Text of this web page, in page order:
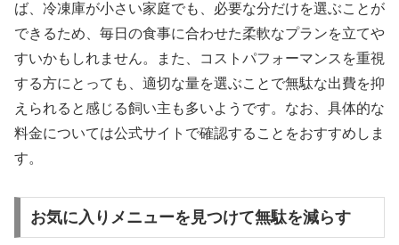
ば、冷凍庫が小さい家庭でも、必要な分だけを選ぶことが
できるため、毎日の食事に合わせた柔軟なプランを立てや
すいかもしれません。また、コストパフォーマンスを重視
する方にとっても、適切な量を選ぶことで無駄な出費を抑
えられると感じる飼い主も多いようです。なお、具体的な
料金については公式サイトで確認することをおすすめしま
す。
お気に入りメニューを見つけて無駄を減らす